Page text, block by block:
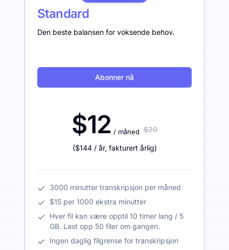
Standard
Den beste balansen for voksende behov.
Abonner nå
$12 / måned $20
($144 / år, fakturert årlig)
3000 minutter transkripsjon per måned
$15 per 1000 ekstra minutter
Hver fil kan være opptil 10 timer lang / 5
GB. Last opp 50 filer om gangen.
Ingen daglig filgrense for transkripsjon